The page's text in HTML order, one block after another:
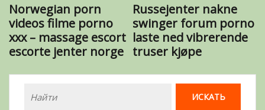
Norwegian porn
videos filme porno
xxx – massage escort
escorte jenter norge
Russejenter nakne
swinger forum porno
laste ned vibrerende
truser kjøpe